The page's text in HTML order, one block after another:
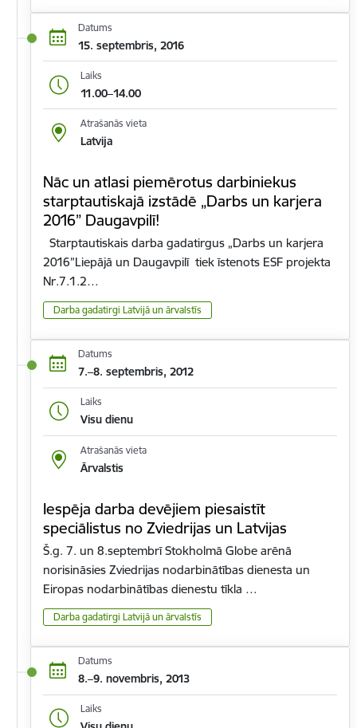
Datums
15. septembris, 2016
Laiks
11.00–14.00
Atrašanās vieta
Latvija
Nāc un atlasi piemērotus darbiniekus
starptautiskajā izstādē „Darbs un karjera
2016” Daugavpilī!
Starptautiskais darba gadatirgus „Darbs un karjera
2016”Liepājā un Daugavpilī tiek īstenots ESF projekta
Nr.7.1.2…
Darba gadatirgi Latvijā un ārvalstīs
Datums
7.–8. septembris, 2012
Laiks
Visu dienu
Atrašanās vieta
Ārvalstis
Iespēja darba devējiem piesaistīt
speciālistus no Zviedrijas un Latvijas
Š.g. 7. un 8.septembrī Stokholmā Globe arēnā
norisināsies Zviedrijas nodarbinātības dienesta un
Eiropas nodarbinātības dienestu tīkla …
Darba gadatirgi Latvijā un ārvalstīs
Datums
8.–9. novembris, 2013
Laiks